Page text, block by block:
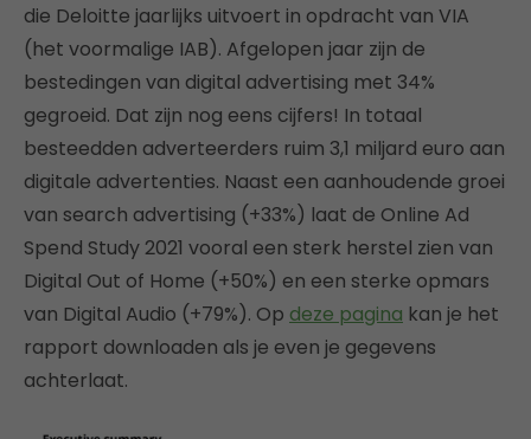
die Deloitte jaarlijks uitvoert in opdracht van VIA
(het voormalige IAB). Afgelopen jaar zijn de
bestedingen van digital advertising met 34%
gegroeid. Dat zijn nog eens cijfers! In totaal
besteedden adverteerders ruim 3,1 miljard euro aan
digitale advertenties. Naast een aanhoudende groei
van search advertising (+33%) laat de Online Ad
Spend Study 2021 vooral een sterk herstel zien van
Digital Out of Home (+50%) en een sterke opmars
van Digital Audio (+79%). Op deze pagina kan je het
rapport downloaden als je even je gegevens
achterlaat.